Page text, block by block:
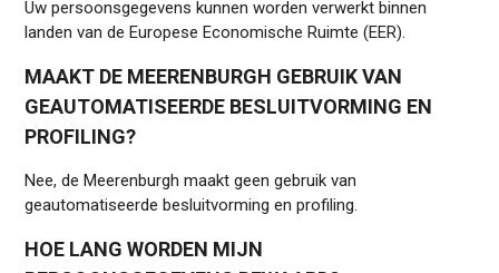
Uw persoonsgegevens kunnen worden verwerkt binnen
landen van de Europese Economische Ruimte (EER).
MAAKT DE MEERENBURGH GEBRUIK VAN
GEAUTOMATISEERDE BESLUITVORMING EN
PROFILING?
Nee, de Meerenburgh maakt geen gebruik van
geautomatiseerde besluitvorming en profiling.
HOE LANG WORDEN MIJN